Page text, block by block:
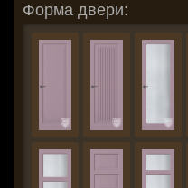
Форма двери: